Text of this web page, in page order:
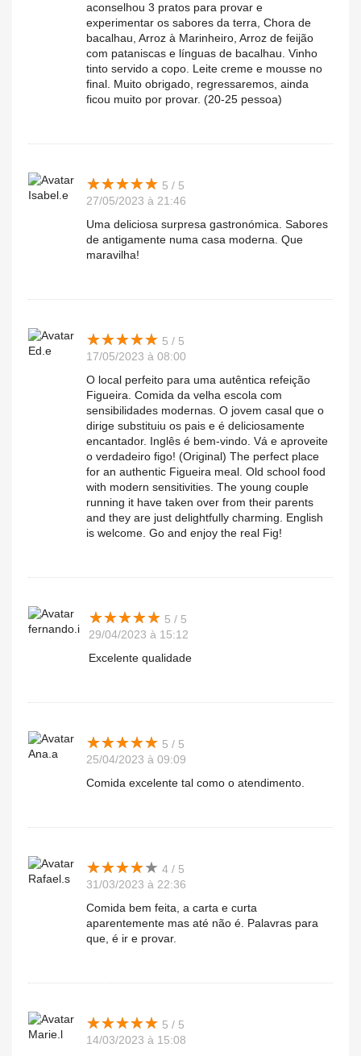
aconselhou 3 pratos para provar e
experimentar os sabores da terra, Chora de
bacalhau, Arroz à Marinheiro, Arroz de feijão
com pataniscas e línguas de bacalhau. Vinho
tinto servido a copo. Leite creme e mousse no
final. Muito obrigado, regressaremos, ainda
ficou muito por provar. (20-25 pessoa)
Isabel.e
★★★★★
★★★★★ 5 / 5
27/05/2023 à 21:46
Uma deliciosa surpresa gastronómica. Sabores
de antigamente numa casa moderna. Que
maravilha!
Ed.e
★★★★★
★★★★★ 5 / 5
17/05/2023 à 08:00
O local perfeito para uma autêntica refeição
Figueira. Comida da velha escola com
sensibilidades modernas. O jovem casal que o
dirige substituiu os pais e é deliciosamente
encantador. Inglês é bem-vindo. Vá e aproveite
o verdadeiro figo! (Original) The perfect place
for an authentic Figueira meal. Old school food
with modern sensitivities. The young couple
running it have taken over from their parents
and they are just delightfully charming. English
is welcome. Go and enjoy the real Fig!
fernando.i
★★★★★
★★★★★ 5 / 5
29/04/2023 à 15:12
Excelente qualidade
Ana.a
★★★★★
★★★★★ 5 / 5
25/04/2023 à 09:09
Comida excelente tal como o atendimento.
Rafael.s
★★★★★
★★★★★ 4 / 5
31/03/2023 à 22:36
Comida bem feita, a carta e curta
aparentemente mas até não é. Palavras para
que, é ir e provar.
Marie.l
★★★★★
★★★★★ 5 / 5
14/03/2023 à 15:08